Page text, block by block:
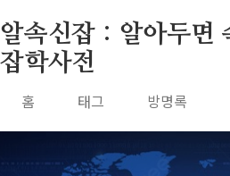
알속신잡 : 알아두면
잡학사전
홈 태그 방명록